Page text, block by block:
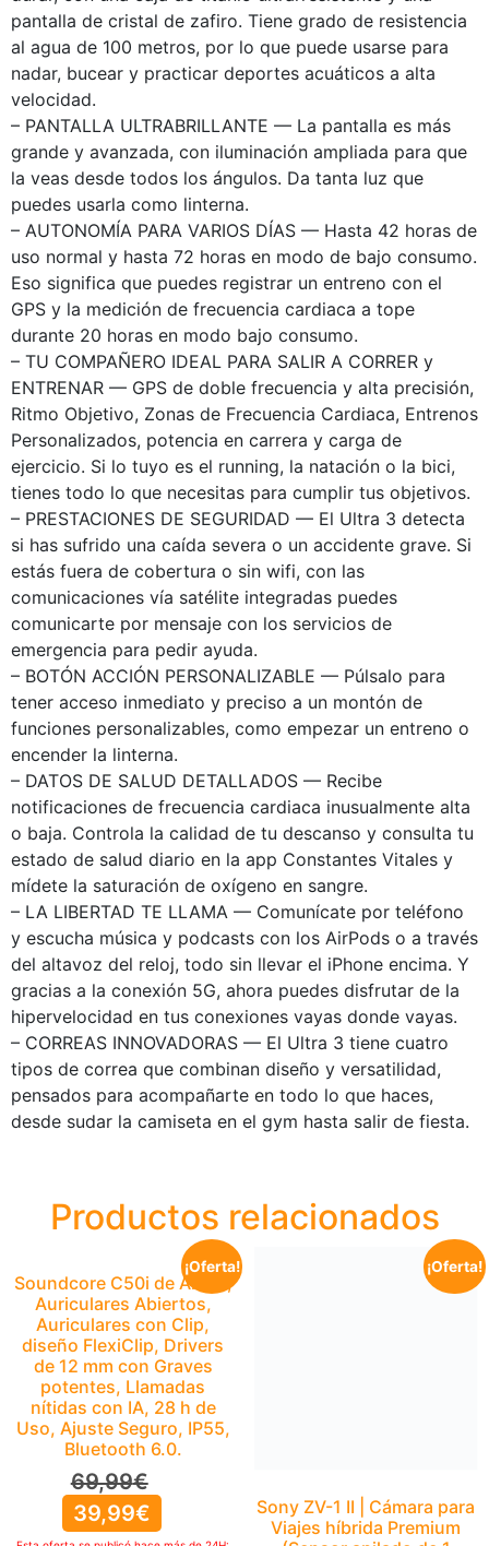
pantalla de cristal de zafiro. Tiene grado de resistencia
al agua de 100 metros, por lo que puede usarse para
nadar, bucear y practicar deportes acuáticos a alta
velocidad.
– PANTALLA ULTRABRILLANTE — La pantalla es más
grande y avanzada, con iluminación ampliada para que
la veas desde todos los ángulos. Da tanta luz que
puedes usarla como linterna.
– AUTONOMÍA PARA VARIOS DÍAS — Hasta 42 horas de
uso normal y hasta 72 horas en modo de bajo consumo.
Eso significa que puedes registrar un entreno con el
GPS y la medición de frecuencia cardiaca a tope
durante 20 horas en modo bajo consumo.
– TU COMPAÑERO IDEAL PARA SALIR A CORRER y
ENTRENAR — GPS de doble frecuencia y alta precisión,
Ritmo Objetivo, Zonas de Frecuencia Cardiaca, Entrenos
Personalizados, potencia en carrera y carga de
ejercicio. Si lo tuyo es el running, la natación o la bici,
tienes todo lo que necesitas para cumplir tus objetivos.
– PRESTACIONES DE SEGURIDAD — El Ultra 3 detecta
si has sufrido una caída severa o un accidente grave. Si
estás fuera de cobertura o sin wifi, con las
comunicaciones vía satélite integradas puedes
comunicarte por mensaje con los servicios de
emergencia para pedir ayuda.
– BOTÓN ACCIÓN PERSONALIZABLE — Púlsalo para
tener acceso inmediato y preciso a un montón de
funciones personalizables, como empezar un entreno o
encender la linterna.
– DATOS DE SALUD DETALLADOS — Recibe
notificaciones de frecuencia cardiaca inusualmente alta
o baja. Controla la calidad de tu descanso y consulta tu
estado de salud diario en la app Constantes Vitales y
mídete la saturación de oxígeno en sangre.
– LA LIBERTAD TE LLAMA — Comunícate por teléfono
y escucha música y podcasts con los AirPods o a través
del altavoz del reloj, todo sin llevar el iPhone encima. Y
gracias a la conexión 5G, ahora puedes disfrutar de la
hipervelocidad en tus conexiones vayas donde vayas.
– CORREAS INNOVADORAS — El Ultra 3 tiene cuatro
tipos de correa que combinan diseño y versatilidad,
pensados para acompañarte en todo lo que haces,
desde sudar la camiseta en el gym hasta salir de fiesta.
Productos relacionados
¡Oferta!
Soundcore C50i de Anker,
Auriculares Abiertos,
Auriculares con Clip,
diseño FlexiClip, Drivers
de 12 mm con Graves
potentes, Llamadas
nítidas con IA, 28 h de
Uso, Ajuste Seguro, IP55,
Bluetooth 6.0.
69,99€
39,99€
¡Oferta!
Sony ZV-1 II | Cámara para
Viajes híbrida Premium